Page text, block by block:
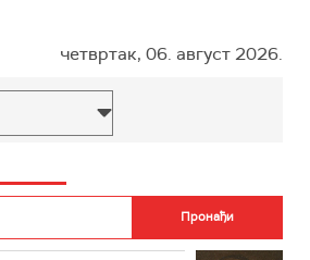
четвртак, 06. август 2026.